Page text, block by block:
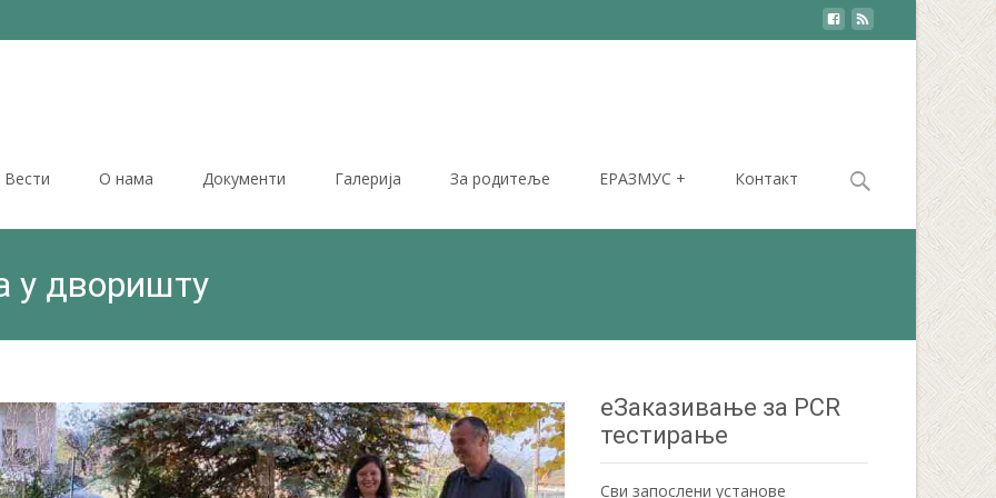
Вести О нама Документи Галерија За родитеље ЕРАЗМУС + Контакт
Search
у дворишту
еЗаказивање за PCR
тестирање
Сви запослени установе